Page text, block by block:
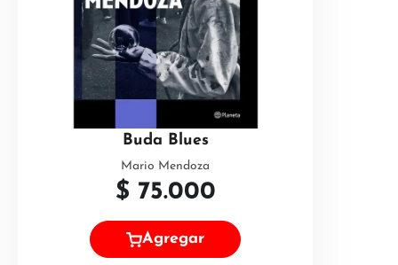
Buda Blues
Mario Mendoza
$ 75.000
Agregar